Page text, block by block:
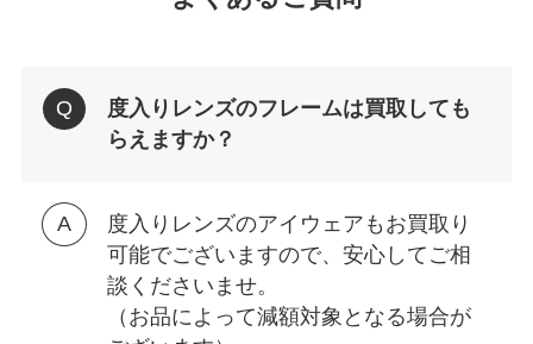
度入りレンズのフレームは買取しても
らえますか？
度入りレンズのアイウェアもお買取り
可能でございますので、安心してご相
談くださいませ。
（お品によって減額対象となる場合が